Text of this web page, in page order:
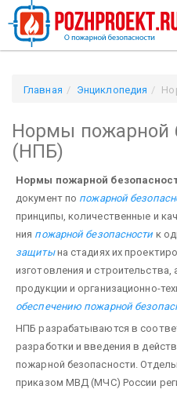
Главная Энциклопедия
Нормы пожарной
(НПБ)
Нормы пожарной
документ по пожарной
принципы, количественные и
ния пожарной безопасностик
защитына стадиях их
изготовления и
продукции и организационно-
обеспечению пожарной
НПБ разрабатываются в
разработки и введения в
пожарной безопасности.
приказом МВД (МЧС) России